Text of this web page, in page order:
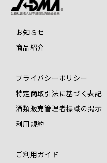
お知らせ
商品紹介
プライバシーポリシー
特定商取引法に基づく表記
酒類販売管理者標識の掲示
利用規約
ご利用ガイド